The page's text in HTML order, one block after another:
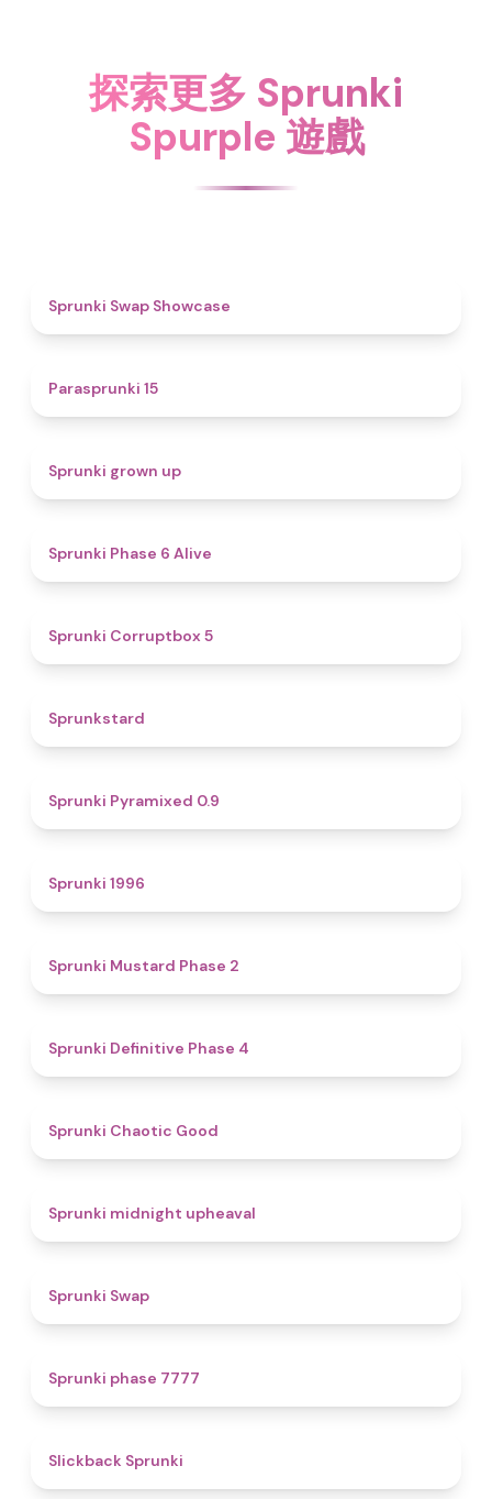
探索更多 Sprunki
Spurple 遊戲
Sprunki Swap Showcase
Parasprunki 15
Sprunki grown up
Sprunki Phase 6 Alive
Sprunki Corruptbox 5
Sprunkstard
Sprunki Pyramixed 0.9
Sprunki 1996
Sprunki Mustard Phase 2
Sprunki Definitive Phase 4
Sprunki Chaotic Good
Sprunki midnight upheaval
Sprunki Swap
Sprunki phase 7777
Slickback Sprunki